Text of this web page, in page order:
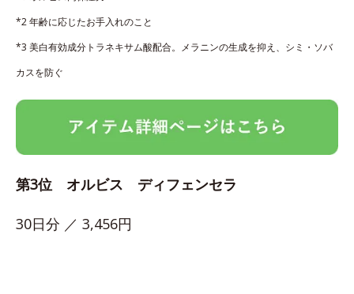
*2 年齢に応じたお手入れのこと
*3 美白有効成分トラネキサム酸配合。メラニンの生成を抑え、シミ・ソバ
カスを防ぐ
第3位 オルビス ディフェンセラ
30日分 ／ 3,456円